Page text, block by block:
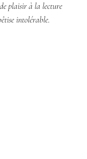
plaisir à la lecture
intolérable.